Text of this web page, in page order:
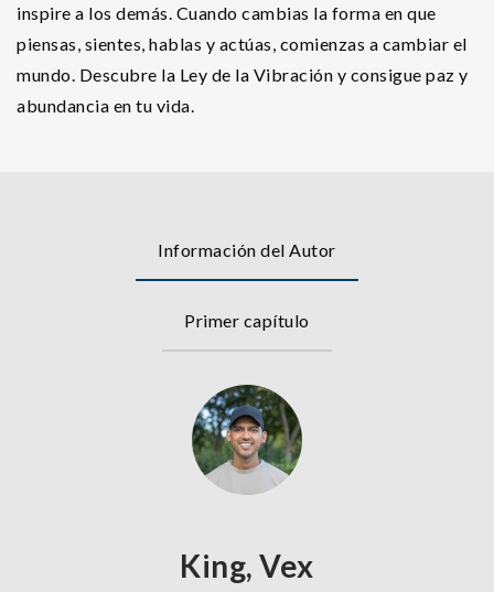
inspire a los demás. Cuando cambias la forma en que
piensas, sientes, hablas y actúas, comienzas a cambiar el
mundo. Descubre la Ley de la Vibración y consigue paz y
abundancia en tu vida.
Información del Autor
Primer capítulo
King, Vex